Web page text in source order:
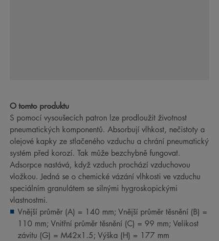
O tomto produktu
S pomocí vysoušecích patron lze prodloužit životnost
pneumatických komponentů. Absorbují vlhkost, nečistoty a
olejové kapky ze stlačeného vzduchu a chrání pneumatický
systém před korozí. Tak může bezchybně fungovat.
Adsorpce nastává, když vzduch prochází vzduchovou
vložkou. Jedná se o chemické vázání vlhkosti ve vzduchu
speciálním granulátem se silnými hygroskopickými
vlastnostmi.
Vnější průměr (A) = 140 mm; Vnější průměr těsnění (B) =
110 mm; Vnitřní průměr těsnění (C) = 99 mm; Velikost
závitu (G) = M42x1.5; Výška (H) = 177 mm